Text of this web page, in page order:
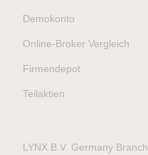
Demokonto
Online-Broker Vergleich
Firmendepot
Teilaktien
LYNX B.V. Germany Branch